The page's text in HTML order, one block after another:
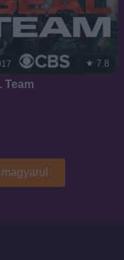
7.8
Team